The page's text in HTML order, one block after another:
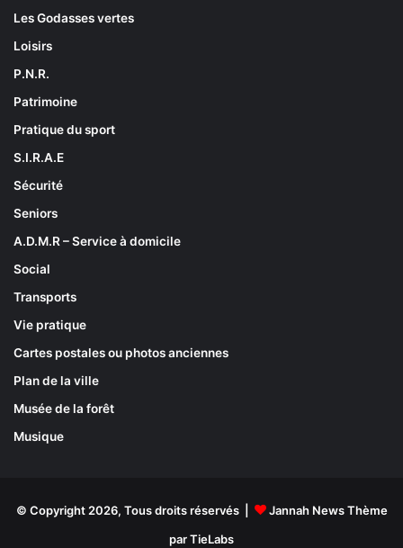
Les Godasses vertes
Loisirs
P.N.R.
Patrimoine
Pratique du sport
S.I.R.A.E
Sécurité
Seniors
A.D.M.R – Service à domicile
Social
Transports
Vie pratique
Cartes postales ou photos anciennes
Plan de la ville
Musée de la forêt
Musique
© Copyright 2026, Tous droits réservés |
Jannah News Thème
par TieLabs